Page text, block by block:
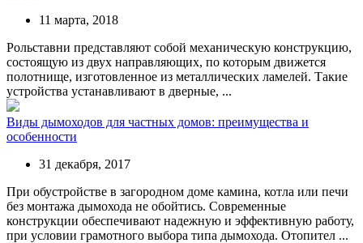
11 марта, 2018
Рольставни представляют собой механическую конструкцию,
состоящую из двух направляющих, по которым движется
полотнище, изготовленное из металлических ламелей. Такие
устройства устанавливают в дверные, ...
Виды дымоходов для частных домов: преимущества и
особенности
31 декабря, 2017
При обустройстве в загородном доме камина, котла или печи
без монтажа дымохода не обойтись. Современные
конструкции обеспечивают надежную и эффективную работу,
при условии грамотного выбора типа дымохода. Отопител ...